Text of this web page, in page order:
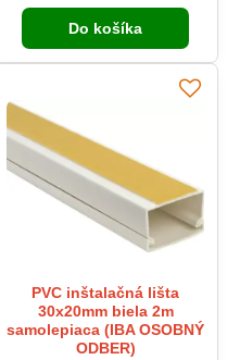
Do košíka
PVC inštalačná lišta
30x20mm biela 2m
samolepiaca (IBA OSOBNÝ
ODBER)